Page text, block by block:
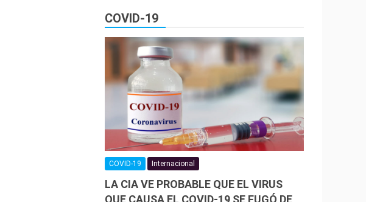
COVID-19
COVID-19 Internacional
LA CIA VE PROBABLE QUE EL VIRUS